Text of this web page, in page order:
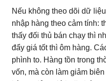
Nếu không theo dõi dữ
nhập hàng theo cảm tính:
thấy đối thủ bán chạy thì
đẩy giá tốt thì ôm hàng.
phình to. Hàng tồn trong
vốn, mà còn làm giảm